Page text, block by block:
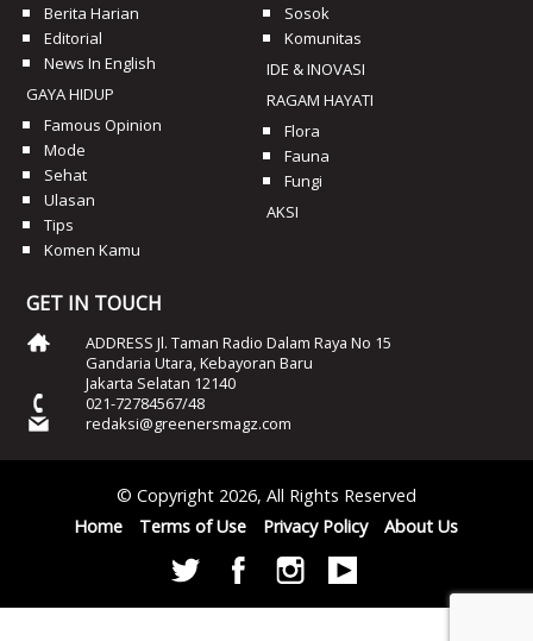
Berita Harian
Editorial
News In English
GAYA HIDUP
Famous Opinion
Mode
Sehat
Ulasan
Tips
Komen Kamu
Sosok
Komunitas
IDE & INOVASI
RAGAM HAYATI
Flora
Fauna
Fungi
AKSI
GET IN TOUCH
ADDRESS Jl. Taman Radio Dalam Raya No 15
Gandaria Utara, Kebayoran Baru
Jakarta Selatan 12140
021-72784567/48
redaksi@greenersmagz.com
© Copyright 2026, All Rights Reserved
Home
Terms of Use Privacy Policy About Us